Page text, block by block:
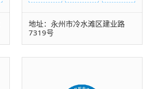
地址：永州市冷水滩区建业路
7319号